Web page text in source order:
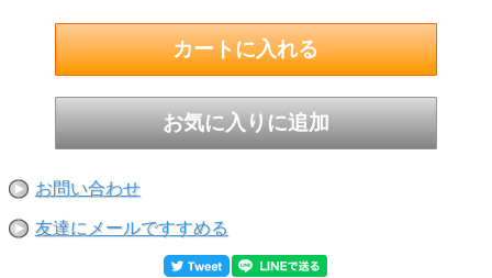
お問い合わせ
友達にメールですすめる